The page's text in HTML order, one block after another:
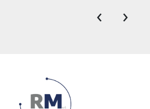
‹ ›